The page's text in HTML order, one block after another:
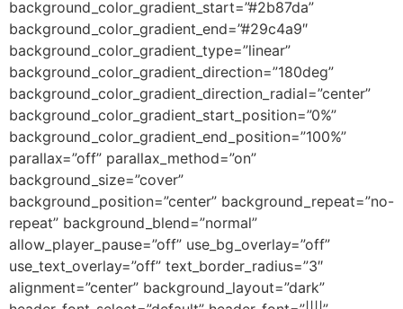
background_color_gradient_start=”#2b87da”
background_color_gradient_end=”#29c4a9″
background_color_gradient_type=”linear”
background_color_gradient_direction=”180deg”
background_color_gradient_direction_radial=”center”
background_color_gradient_start_position=”0%”
background_color_gradient_end_position=”100%”
parallax=”off” parallax_method=”on”
background_size=”cover”
background_position=”center” background_repeat=”no-
repeat” background_blend=”normal”
allow_player_pause=”off” use_bg_overlay=”off”
use_text_overlay=”off” text_border_radius=”3″
alignment=”center” background_layout=”dark”